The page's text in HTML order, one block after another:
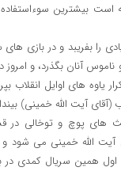
بیشترین سوءاستفاده
زیادی را بفریبد و در
ناموس آنان بگذرد، و
های اوایل انقلاب
آیت الله خمینی)
های پوچ و توخالی
آیت الله خمینی می
همین سریال کمدی در